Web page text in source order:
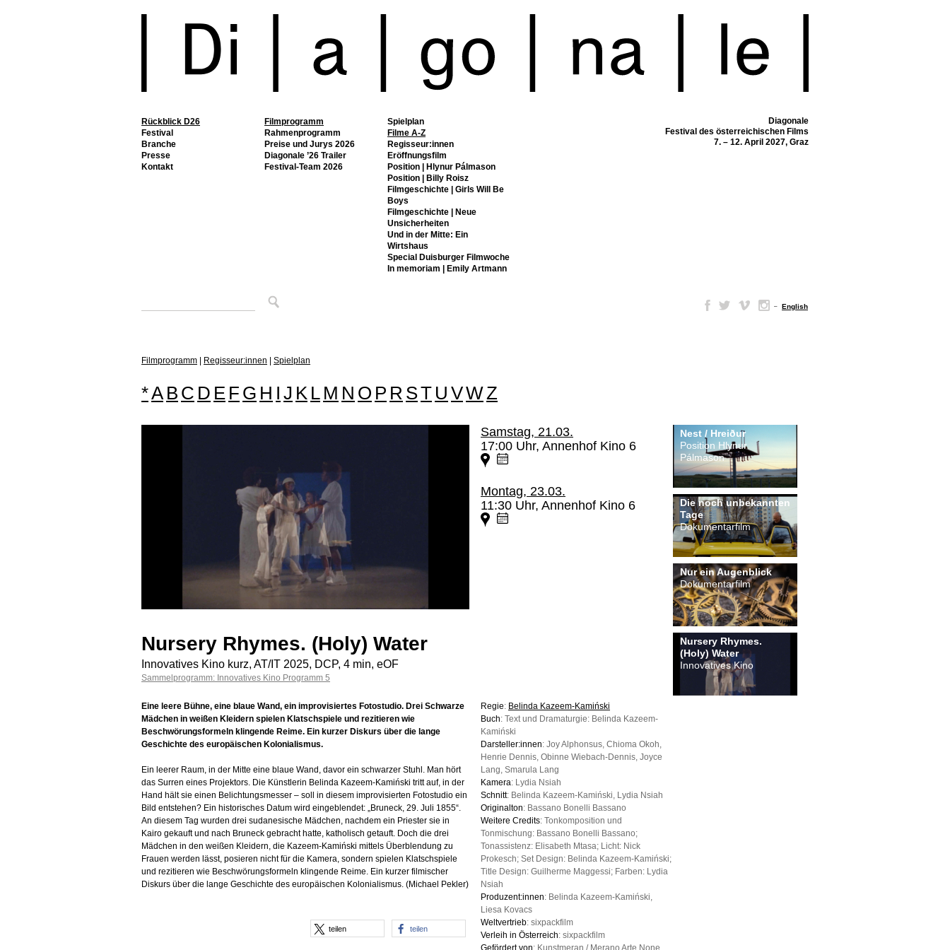
Rückblick D26 Filmprogramm
Spielplan
Filme A-Z
Regisseur:innen
Eröffnungsfilm
Position | Hlynur Pálmason
Position | Billy Roisz
Filmgeschichte | Girls Will Be
Boys
Filmgeschichte | Neue
Unsicherheiten
Und in der Mitte: Ein
Wirtshaus
Special Duisburger Filmwoche
In memoriam | Emily Artmann
Rahmenprogramm
Preise und Jurys 2026
Diagonale ’26 Trailer
Festival-Team 2026
Festival
Branche
Presse
Kontakt
Diagonale
Festival des österreichischen Films
7. – 12. April 2027, Graz
– English
Filmprogramm Regisseur:innen Spielplan
*A B C D E F G H I J K L M N O P R ST U VWZ
Samstag, 21.03.
17:00 Uhr, Annenhof Kino 6
Montag, 23.03.
11:30 Uhr, Annenhof Kino 6
Nursery Rhymes. (Holy) Water
Innovatives Kino kurz, AT/IT 2025, DCP, 4 min, eOF
Sammelprogramm: Innovatives Kino Programm 5
Eine leere Bühne, eine blaue Wand, ein improvisiertes Fotostudio. Drei Schwarze
Mädchen in weißen Kleidern spielen Klatschspiele und rezitieren wie
Beschwörungsformeln klingende Reime. Ein kurzer Diskurs über die lange
Geschichte des europäischen Kolonialismus.
Ein leerer Raum, in der Mitte eine blaue Wand, davor ein schwarzer Stuhl. Man hört
das Surren eines Projektors. Die Künstlerin Belinda Kazeem-Kamiński tritt auf, in der
Hand hält sie einen Belichtungsmesser – soll in diesem improvisierten Fotostudio ein
Bild entstehen? Ein historisches Datum wird eingeblendet: „Bruneck, 29. Juli 1855“.
An diesem Tag wurden drei sudanesische Mädchen, nachdem ein Priester sie in
Kairo gekauft und nach Bruneck gebracht hatte, katholisch getauft. Doch die drei
Mädchen in den weißen Kleidern, die Kazeem-Kamiński mittels Überblendung zu
Frauen werden lässt, posieren nicht für die Kamera, sondern spielen Klatschspiele
und rezitieren wie Beschwörungsformeln klingende Reime. Ein kurzer filmischer
Diskurs über die lange Geschichte des europäischen Kolonialismus. (Michael Pekler)
teilen teilen
Regie: Belinda Kazeem-Kamiński
Buch: Text und Dramaturgie: Belinda Kazeem-
Kamiński
Darsteller:innen: Joy Alphonsus, Chioma Okoh,
Henrie Dennis, Obinne Wiebach-Dennis, Joyce
Lang, Smarula Lang
Kamera: Lydia Nsiah
Schnitt: Belinda Kazeem-Kamiński, Lydia Nsiah
Originalton: Bassano Bonelli Bassano
Weitere Credits: Tonkomposition und
Tonmischung: Bassano Bonelli Bassano;
Tonassistenz: Elisabeth Mtasa; Licht: Nick
Prokesch; Set Design: Belinda Kazeem-Kamiński;
Title Design: Guilherme Maggessi; Farben: Lydia
Nsiah
Produzent:innen: Belinda Kazeem-Kamiński,
Liesa Kovacs
Weltvertrieb: sixpackfilm
Verleih in Österreich: sixpackfilm
Gefördert von: Kunstmeran / Merano Arte None
Nest / Hreiður
Position Hlynur
Pálmason
Die noch unbekannten
Tage
Dokumentarfilm
Nur ein Augenblick
Dokumentarfilm
Nursery Rhymes.
(Holy) Water
Innovatives Kino